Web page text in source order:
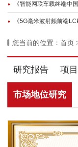
《智能网联车载终端中
《5G毫米波射频前端
您当前的位置： 首页
研究报告 项
市场地位研究